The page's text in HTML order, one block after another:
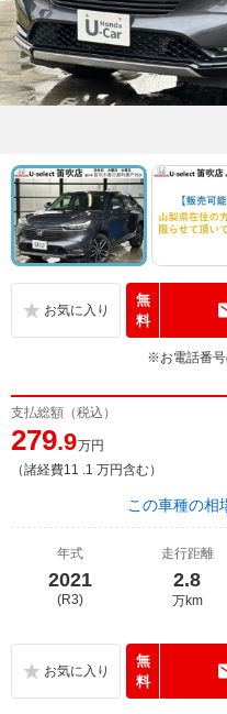
無
料
※お電話番号
支払総額（税込）
279.9万円
（諸経費11 .1 万円含む）
この車種の相
年式
2021
(R3)
走行距離
2.8
万km
無
料